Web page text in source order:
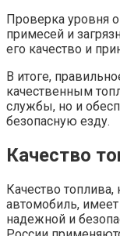
Проверка уровня
примесей и
его качество и
В итоге,
качественным
службы, но и
безопасную езду.
Качество
Качество
автомобиль,
надежной и